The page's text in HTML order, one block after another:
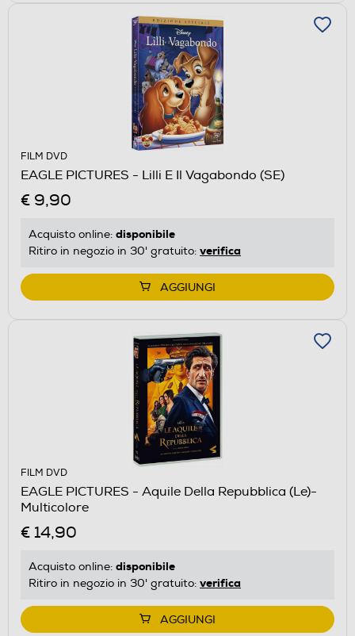
FILM DVD
EAGLE PICTURES - Lilli E Il Vagabondo (SE)
€ 9,90
Acquisto online: disponibile
Ritiro in negozio in 30' gratuito: verifica
AGGIUNGI
FILM DVD
EAGLE PICTURES - Aquile Della Repubblica (Le)-
Multicolore
€ 14,90
Acquisto online: disponibile
Ritiro in negozio in 30' gratuito: verifica
AGGIUNGI